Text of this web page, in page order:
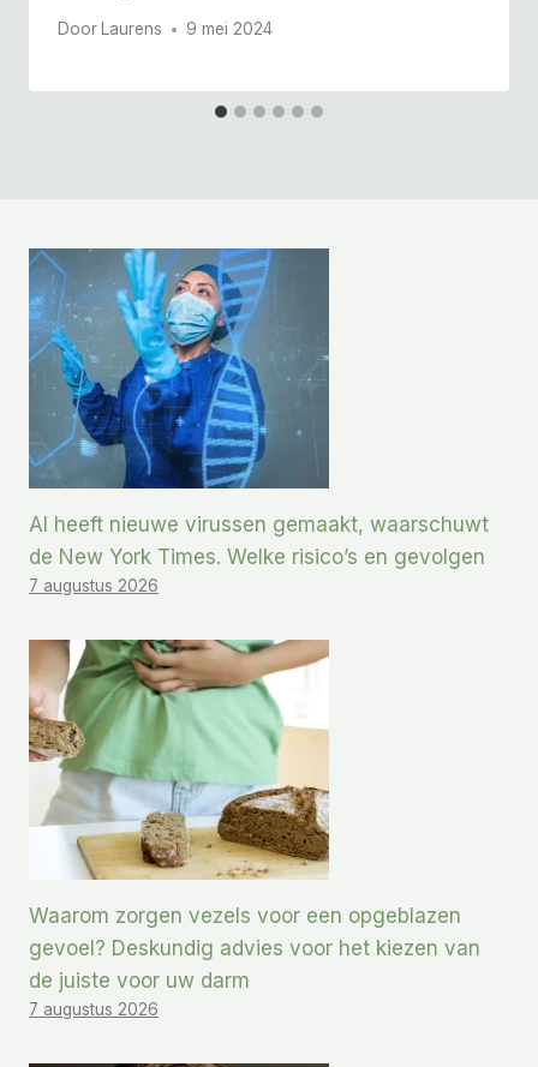
Door Laurens 9 mei 2024
AI heeft nieuwe virussen gemaakt, waarschuwt
de New York Times. Welke risico’s en gevolgen
7 augustus 2026
Waarom zorgen vezels voor een opgeblazen
gevoel? Deskundig advies voor het kiezen van
de juiste voor uw darm
7 augustus 2026